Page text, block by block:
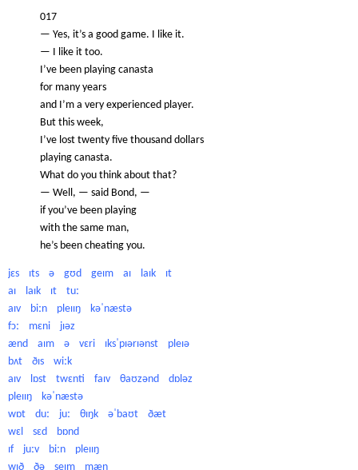
017
— Yes, it’s a good game. I like it.
— I like it too.
I’ve been playing canasta
for many years
and I’m a very experienced player.
But this week,
I’ve lost twenty five thousand dollars
playing canasta.
What do you think about that?
— Well, — said Bond, —
if you’ve been playing
with the same man,
he’s been cheating you.
jɛs ɪts ə gʊd geɪm aɪ laɪk ɪt
aɪ laɪk ɪt tuː
aɪv biːn pleɪɪŋ kəˈnæstə
fɔː mɛni jɪəz
ænd aɪm ə vɛri ɪksˈpɪərɪənst pleɪə
bʌt ðɪs wiːk
aɪv lɒst twɛnti faɪv θaʊzənd dɒləz
pleɪɪŋ kəˈnæstə
wɒt duː juː θɪŋk əˈbaʊt ðæt
wɛl sɛd bɒnd
ɪf juːv biːn pleɪɪŋ
wɪð ðə seɪm mæn